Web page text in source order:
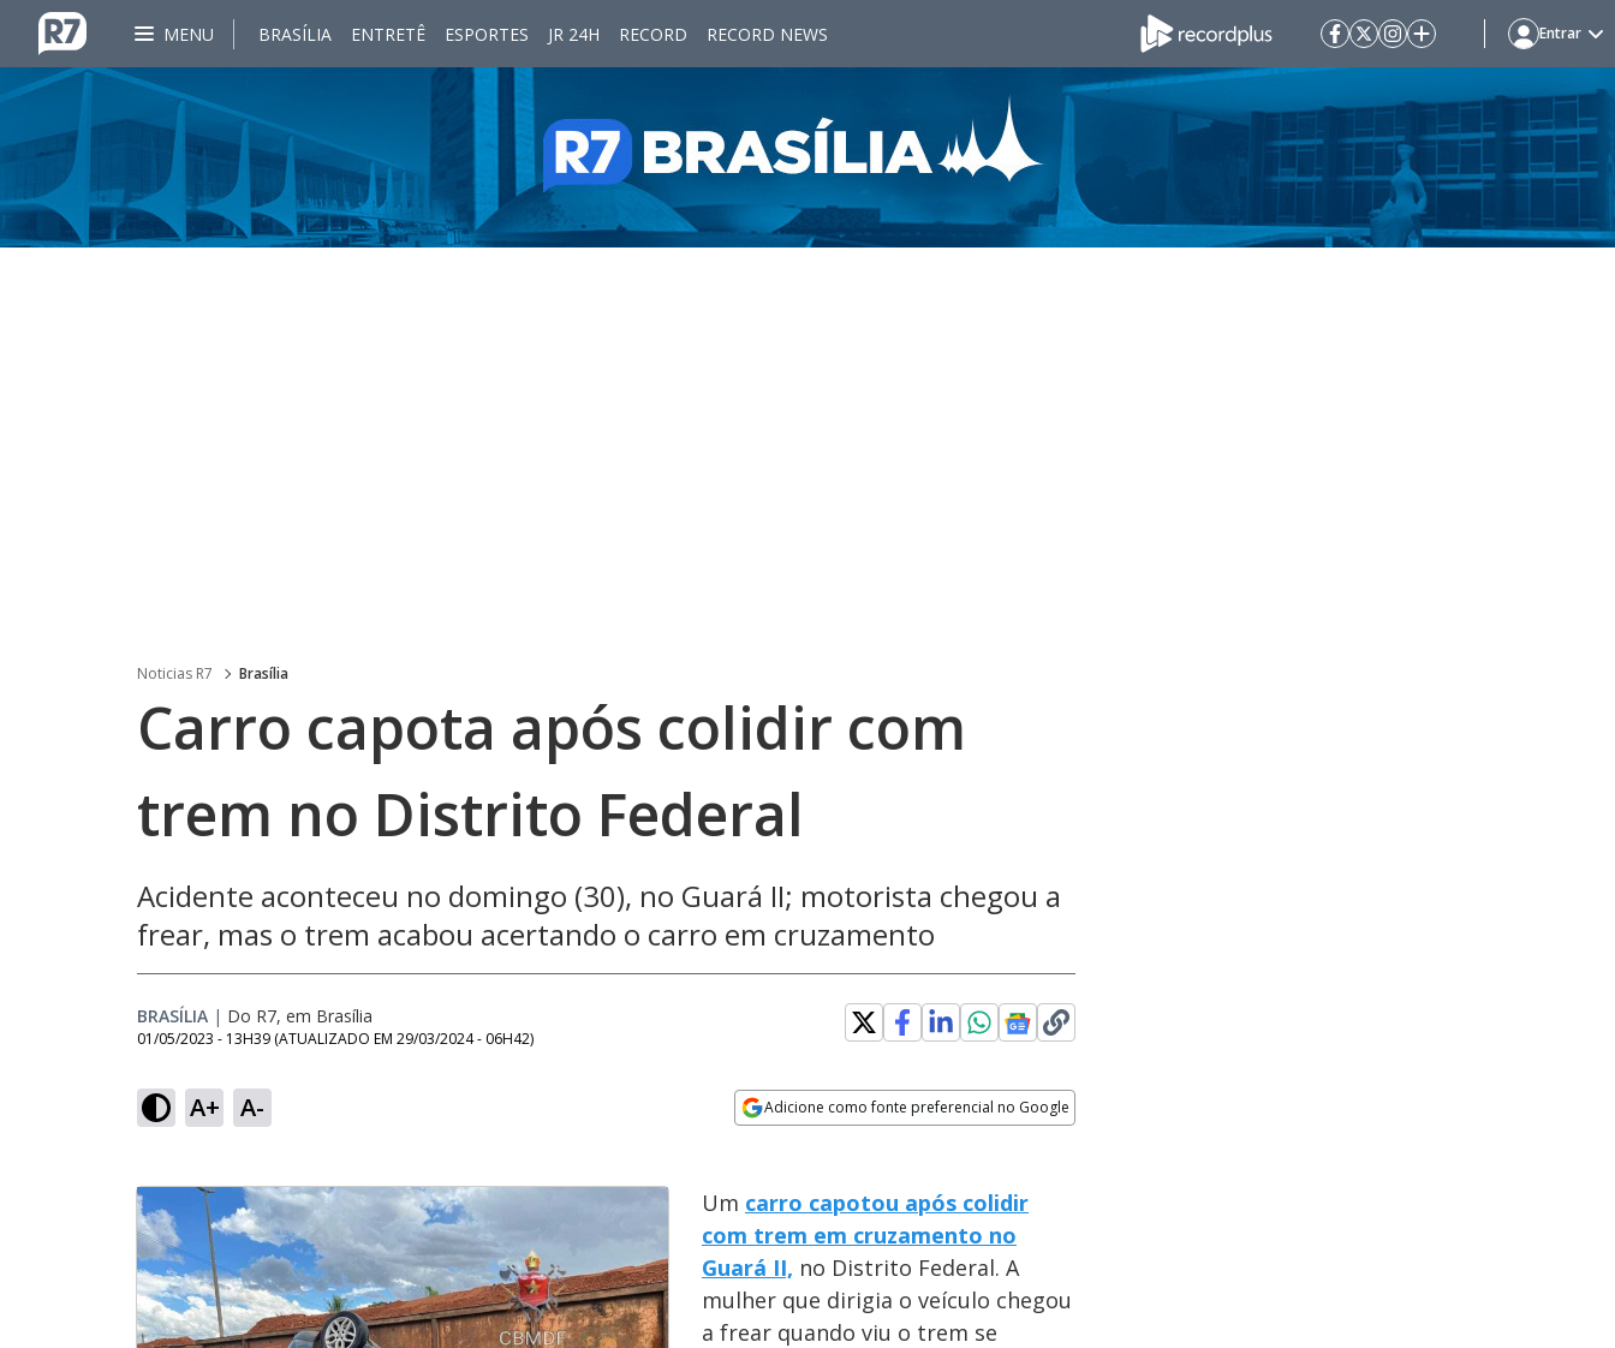
MENU BRASÍLIA ENTRETÊ ESPORTES JR 24H RECORD RECORD NEWS Entrar
Noticias R7 Brasília
Carro capota após colidir com
trem no Distrito Federal
Acidente aconteceu no domingo (30), no Guará II; motorista chegou a
frear, mas o trem acabou acertando o carro em cruzamento
BRASÍLIA | Do R7, em Brasília
01/05/2023 - 13H39 (ATUALIZADO EM 29/03/2024 - 06H42)
A+ A- Adicione como fonte preferencial no Google
Um carro capotou após colidir
com trem em cruzamento no
Guará II, no Distrito Federal. A
mulher que dirigia o veículo chegou
a frear quando viu o trem se